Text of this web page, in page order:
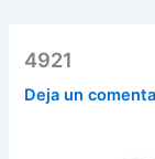
4921
Deja un